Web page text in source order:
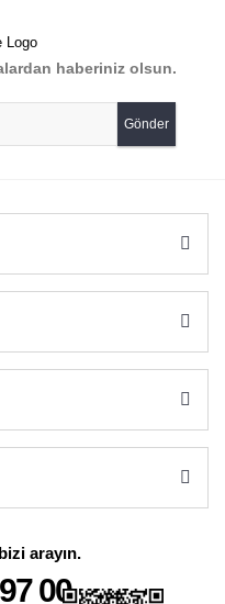
görüntülenemiyor.
bulunuyor.
haberiniz olsun.
Gönder
arayın.
00